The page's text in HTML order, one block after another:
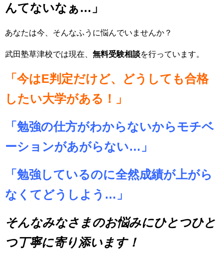
んてないなぁ…」
あなたは今、そんなふうに悩んでいませんか？
武田塾草津校では現在、 無料受験相談を行っています。
「今はE判定だけど、どうしても合格
したい大学がある！」
「勉強の仕方がわからないからモチベ
ーションがあがらない…」
「勉強しているのに全然成績が上がら
なくてどうしよう…」
そんなみなさまのお悩みにひとつひと
つ丁寧に寄り添います！